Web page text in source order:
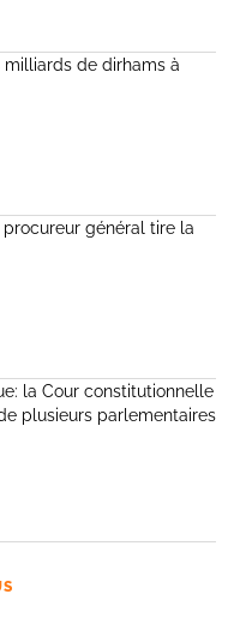
milliards de dirhams à
procureur général tire la
la Cour constitutionnelle
plusieurs parlementaires